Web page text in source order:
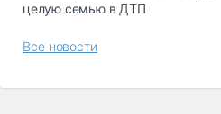
целую семью в ДТП
Все новости